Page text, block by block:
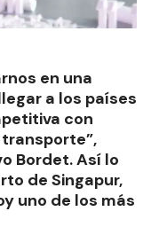
en una
a los países
con
Bordet. Así lo
de Singapur,
uno de los más